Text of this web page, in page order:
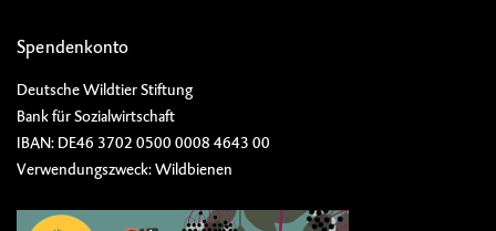
Spendenkonto
Deutsche Wildtier Stiftung
Bank für Sozialwirtschaft
IBAN: DE46 3702 0500 0008 4643 00
Verwendungszweck: Wildbienen